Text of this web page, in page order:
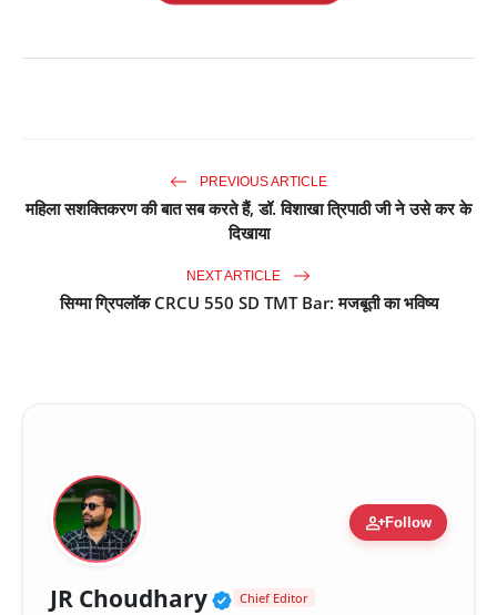
PREVIOUS ARTICLE
महिला सशक्तिकरण की बात सब करते हैं, डॉ. विशाखा त्रिपाठी जी ने उसे कर के
दिखाया
NEXT ARTICLE
सिग्मा ग्रिपलॉक CRCU 550 SD TMT Bar: मजबूती का भविष्य
person_addFollow
JR Choudhary Verified Public Figure
Chief Editor